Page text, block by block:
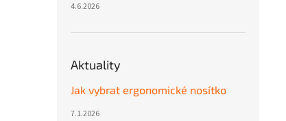
4.6.2026
Aktuality
Jak vybrat ergonomické nosítko
7.1.2026